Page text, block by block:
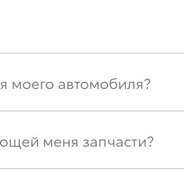
моего автомобиля?
меня запчасти?